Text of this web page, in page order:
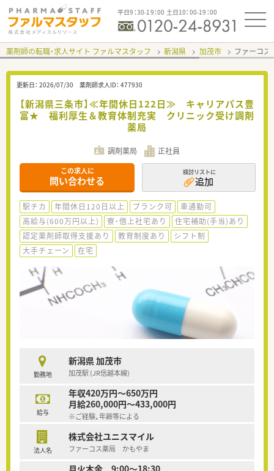
平日9：30-19：00 土日10：00-19：00
薬剤師の転職・求人サイト ファルマスタッフ 新潟県 加茂市 ファーコ
更新日： 2026/07/30 薬剤師求人ID： 477930
【新潟県三条市】≪年間休日122日≫ キャリアパス豊
富★ 福利厚生＆教育体制充実 クリニック受け調剤
薬局
調剤薬局 正社員
この求人に
問い合わせる
検討リストに
追加
駅チカ 年間休日120日以上 ブランク可
車通勤可
高給与(600万円以上)
寮・借上社宅あり
住宅補助(手当)あり
認定薬剤師取得支援あり
教育制度あり
シフト制
大手チェーン
在宅
勤務地
新潟県 加茂市
加茂駅 (JR信越本線)
給与
年収420万円～650万円
月給260,000円～433,000円
※ご経験、年齢等による
法人名
株式会社ユニスマイル
ファーコス薬局 かもやま
月火木金 9:00～18:30